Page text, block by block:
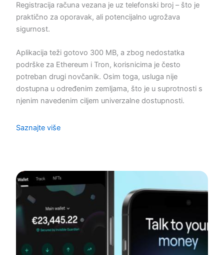
Registracija računa vezana je uz telefonski broj – što je
praktično za oporavak, ali potencijalno ugrožava
sigurnost.
Aplikacija teži gotovo 300 MB, a zbog nedostatka
podrške za Ethereum i Tron, korisnicima je često
potreban drugi novčanik. Osim toga, usluga nije
dostupna u određenim zemljama, što je u suprotnosti s
njenim navedenim ciljem univerzalne dostupnosti.
Saznajte više